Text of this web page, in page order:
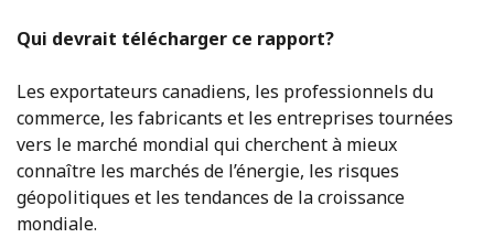
Qui devrait télécharger ce rapport?
Les exportateurs canadiens, les professionnels du
commerce, les fabricants et les entreprises tournées
vers le marché mondial qui cherchent à mieux
connaître les marchés de l’énergie, les risques
géopolitiques et les tendances de la croissance
mondiale.